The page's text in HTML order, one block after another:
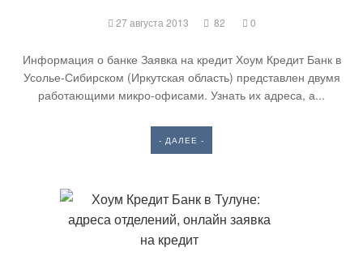
27 августа 2013 82 0
Информация о банке Заявка на кредит Хоум Кредит Банк в
Усолье-Сибирском (Иркутская область) представлен двумя
работающими микро-офисами. Узнать их адреса, а...
- ДАЛЕЕ -